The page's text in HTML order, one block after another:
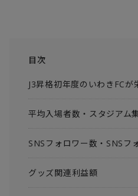
目次
J3昇格初年度のいわきFC
平均入場者数・スタジアム
SNSフォロワー数・SNSフ
グッズ関連利益額